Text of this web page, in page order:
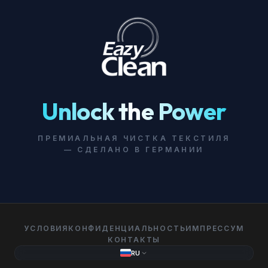
Unlock the Power
ПРЕМИАЛЬНАЯ ЧИСТКА ТЕКСТИЛЯ
— СДЕЛАНО В ГЕРМАНИИ
УСЛОВИЯ КОНФИДЕНЦИАЛЬНОСТЬИМПРЕССУМ
КОНТАКТЫ
RU